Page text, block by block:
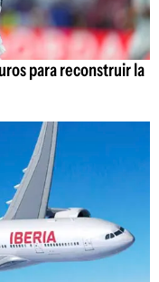
para reconstruir la